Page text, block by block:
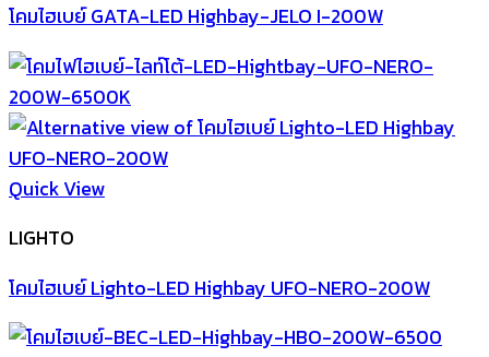
โคมไฮเบย์ GATA-LED Highbay-JELO I-200W
Quick View
LIGHTO
โคมไฮเบย์ Lighto-LED Highbay UFO-NERO-200W